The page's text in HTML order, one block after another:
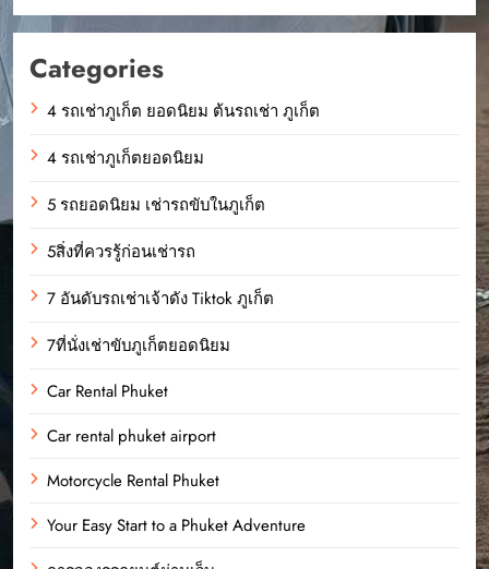
Categories
4 รถเช่าภูเก็ต ยอดนิยม ต้นรถเช่า ภูเก็ต
4 รถเช่าภูเก็ตยอดนิยม
5 รถยอดนิยม เช่ารถขับในภูเก็ต
5สิ่งที่ควรรู้ก่อนเช่ารถ
7 อันดับรถเช่าเจ้าดัง Tiktok ภูเก็ต
7ที่นั่งเช่าขับภูเก็ตยอดนิยม
Car Rental Phuket
Car rental phuket airport
Motorcycle Rental Phuket
Your Easy Start to a Phuket Adventure